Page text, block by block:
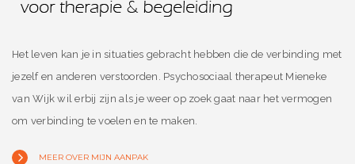
Het leven kan je in situaties gebracht hebben die de verbinding met
jezelf en anderen verstoorden. Psychosociaal therapeut Mieneke
van Wijk wil erbij zijn als je weer op zoek gaat naar het vermogen
om verbinding te voelen en te maken.
MEER OVER MIJN AANPAK